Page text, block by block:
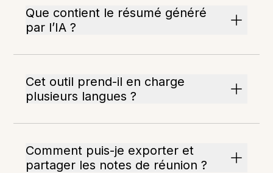
Que contient le résumé généré
par l’IA ?
Cet outil prend-il en charge
plusieurs langues ?
Comment puis-je exporter et
partager les notes de réunion ?